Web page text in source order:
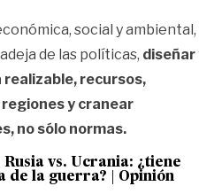
social y ambiental,
de las políticas, diseñar
recursos,
y cranear
no sólo normas.
vs. Ucrania: ¿tiene
de la guerra? | Opinión